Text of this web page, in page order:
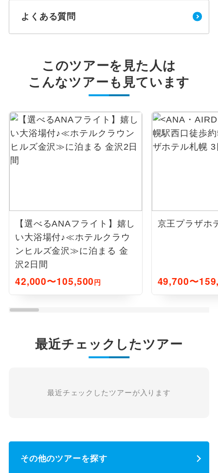
よくある質問
このツアーを見た人は
こんなツアーも見ています
【選べるANAフライト】嬉し
い大浴場付♪≪ホテルクラウ
ンヒルズ金沢≫に泊まる 金
沢2日間
42,000〜105,500円
京王プラザホ
49,700〜
最近チェックしたツアー
最近チェックしたツアーが入ります
その他のツアーを探す